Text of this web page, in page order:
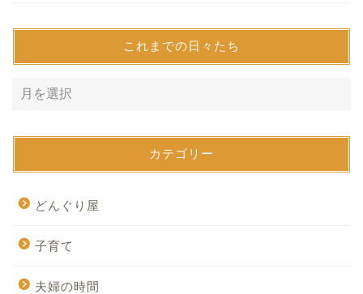
これまでの日々たち
カテゴリー
どんぐり屋
子育て
夫婦の時間